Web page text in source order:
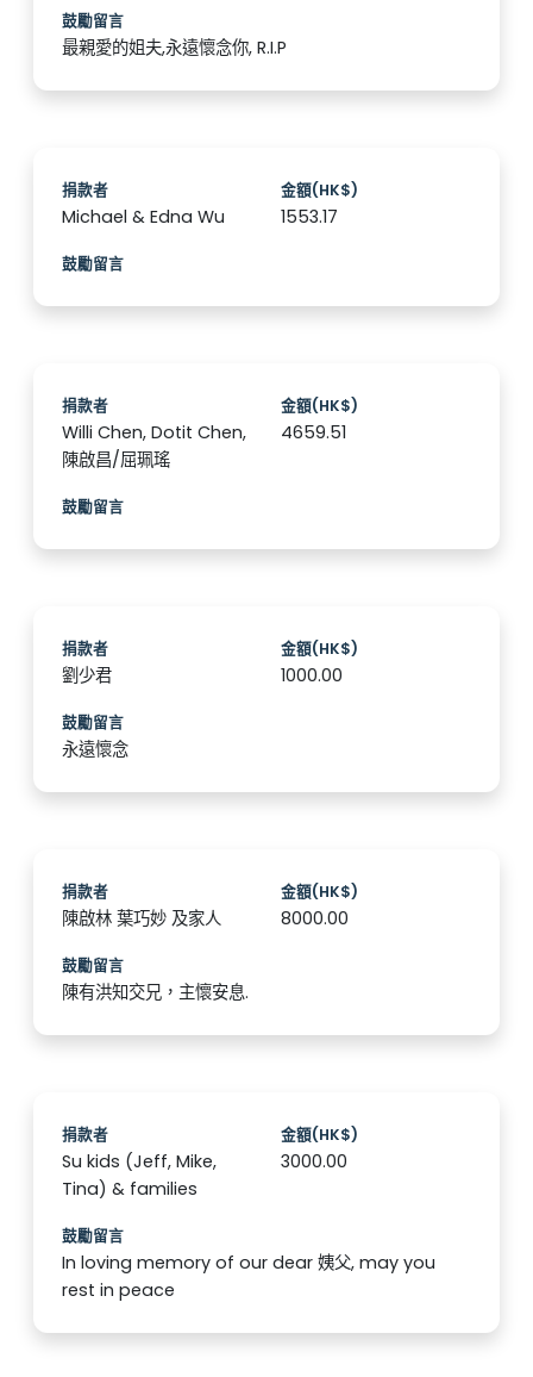
鼓勵留言
最親愛的姐夫,永遠懷念你, R.I.P
捐款者
Michael & Edna Wu
金額(HK$)
1553.17
鼓勵留言
捐款者
Willi Chen, Dotit Chen,
陳啟昌/屈珮瑤
金額(HK$)
4659.51
鼓勵留言
捐款者
劉少君
金額(HK$)
1000.00
鼓勵留言
永遠懷念
捐款者
陳啟林 葉巧妙 及家人
金額(HK$)
8000.00
鼓勵留言
陳有洪知交兄，主懷安息.
捐款者
Su kids (Jeff, Mike,
Tina) & families
金額(HK$)
3000.00
鼓勵留言
In loving memory of our dear 姨父, may you
rest in peace